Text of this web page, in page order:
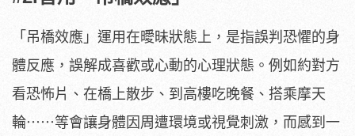
「吊橋效應」運用在曖昧狀態上，是指誤判恐懼的身
體反應，誤解成喜歡或心動的心理狀態。例如約對方
看恐怖片、在橋上散步、到高樓吃晚餐、搭乘摩天
輪⋯⋯等會讓身體因周遭環境或視覺刺激，而感到一